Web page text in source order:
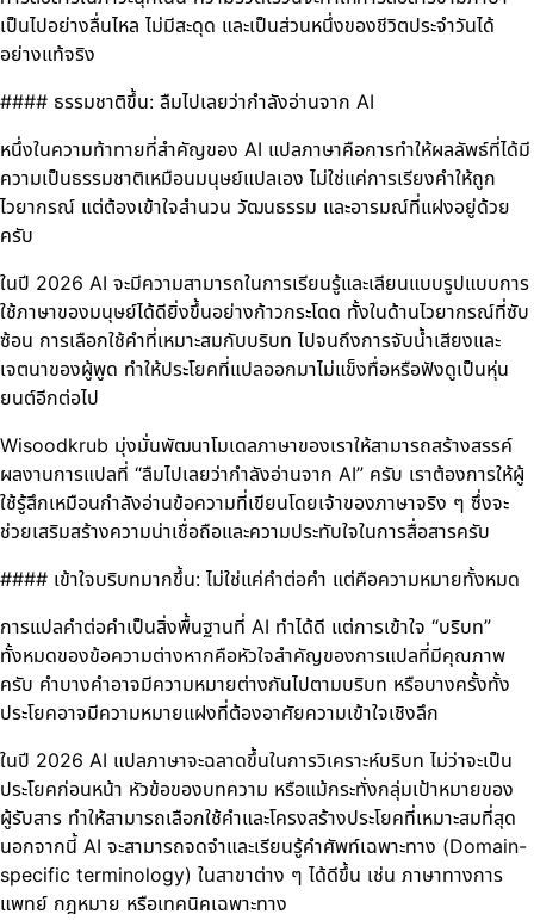
เป็นไปอย่างลื่นไหล ไม่มีสะดุด และเป็นส่วนหนึ่งของชีวิตประจำวันได้
อย่างแท้จริง
#### ธรรมชาติขึ้น: ลืมไปเลยว่ากำลังอ่านจาก AI
หนึ่งในความท้าทายที่สำคัญของ AI แปลภาษาคือการทำให้ผลลัพธ์ที่ได้มี
ความเป็นธรรมชาติเหมือนมนุษย์แปลเอง ไม่ใช่แค่การเรียงคำให้ถูก
ไวยากรณ์ แต่ต้องเข้าใจสำนวน วัฒนธรรม และอารมณ์ที่แฝงอยู่ด้วย
ครับ
ในปี 2026 AI จะมีความสามารถในการเรียนรู้และเลียนแบบรูปแบบการ
ใช้ภาษาของมนุษย์ได้ดียิ่งขึ้นอย่างก้าวกระโดด ทั้งในด้านไวยากรณ์ที่ซับ
ซ้อน การเลือกใช้คำที่เหมาะสมกับบริบท ไปจนถึงการจับน้ำเสียงและ
เจตนาของผู้พูด ทำให้ประโยคที่แปลออกมาไม่แข็งทื่อหรือฟังดูเป็นหุ่น
ยนต์อีกต่อไป
Wisoodkrub มุ่งมั่นพัฒนาโมเดลภาษาของเราให้สามารถสร้างสรรค์
ผลงานการแปลที่ “ลืมไปเลยว่ากำลังอ่านจาก AI” ครับ เราต้องการให้ผู้
ใช้รู้สึกเหมือนกำลังอ่านข้อความที่เขียนโดยเจ้าของภาษาจริง ๆ ซึ่งจะ
ช่วยเสริมสร้างความน่าเชื่อถือและความประทับใจในการสื่อสารครับ
#### เข้าใจบริบทมากขึ้น: ไม่ใช่แค่คำต่อคำ แต่คือความหมายทั้งหมด
การแปลคำต่อคำเป็นสิ่งพื้นฐานที่ AI ทำได้ดี แต่การเข้าใจ “บริบท”
ทั้งหมดของข้อความต่างหากคือหัวใจสำคัญของการแปลที่มีคุณภาพ
ครับ คำบางคำอาจมีความหมายต่างกันไปตามบริบท หรือบางครั้งทั้ง
ประโยคอาจมีความหมายแฝงที่ต้องอาศัยความเข้าใจเชิงลึก
ในปี 2026 AI แปลภาษาจะฉลาดขึ้นในการวิเคราะห์บริบท ไม่ว่าจะเป็น
ประโยคก่อนหน้า หัวข้อของบทความ หรือแม้กระทั่งกลุ่มเป้าหมายของ
ผู้รับสาร ทำให้สามารถเลือกใช้คำและโครงสร้างประโยคที่เหมาะสมที่สุด
นอกจากนี้ AI จะสามารถจดจำและเรียนรู้คำศัพท์เฉพาะทาง (Domain-
specific terminology) ในสาขาต่าง ๆ ได้ดีขึ้น เช่น ภาษาทางการ
แพทย์ กฎหมาย หรือเทคนิคเฉพาะทาง